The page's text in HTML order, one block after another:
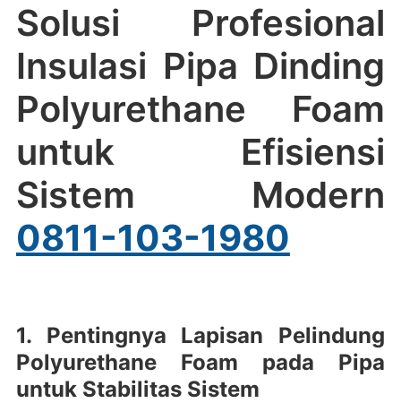
Solusi Profesional
Insulasi Pipa Dinding
Polyurethane Foam
untuk Efisiensi
Sistem Modern
0811-103-1980
1. Pentingnya Lapisan Pelindung
Polyurethane Foam pada Pipa
untuk Stabilitas Sistem